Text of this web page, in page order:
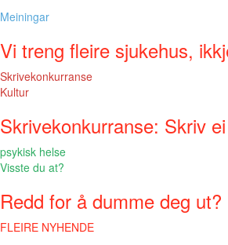
Meiningar
Vi treng fleire sjukehus,
Skrivekonkurranse
Kultur
Skrivekonkurranse: Skriv
psykisk helse
Visste du at?
Redd for å dumme deg ut?
FLEIRE NYHENDE